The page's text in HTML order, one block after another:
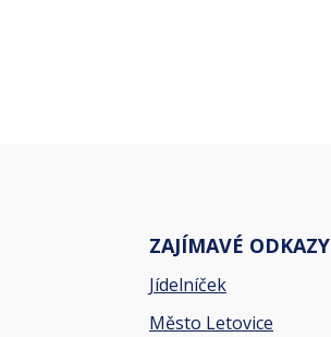
ZAJÍMAVÉ ODKAZY
Jídelníček
Město Letovice